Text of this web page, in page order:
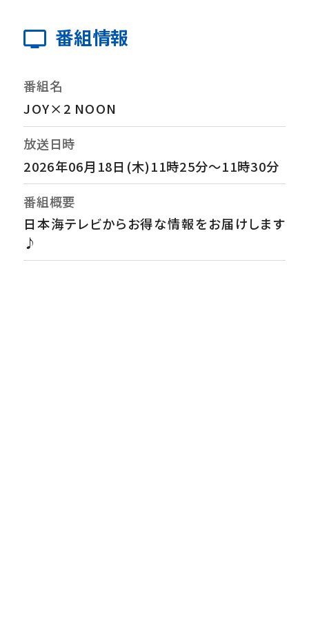
番組情報
番組名
JOY×2 NOON
放送日時
2026年06月18日(木)11時25分～11時30分
番組概要
日本海テレビからお得な情報をお届けします
♪